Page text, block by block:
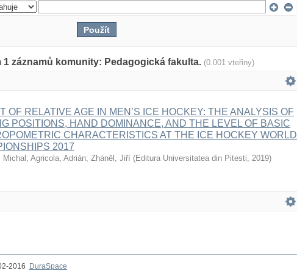
1 záznamů komunity: Pedagogická fakulta. (0.001 vteřiny)
OF RELATIVE AGE IN MEN’S ICE HOCKEY: THE ANALYSIS OF
POSITIONS, HAND DOMINANCE, AND THE LEVEL OF BASIC
CHARACTERISTICS AT THE ICE HOCKEY WORLD
2017
Michal ; Agricola, Adrián; Zháněl, Jiří (Editura Universitatea din Pitesti, 2019)
2016 DuraSpace